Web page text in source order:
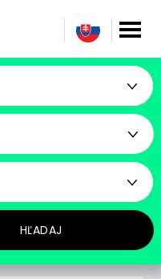
HĽADAJ